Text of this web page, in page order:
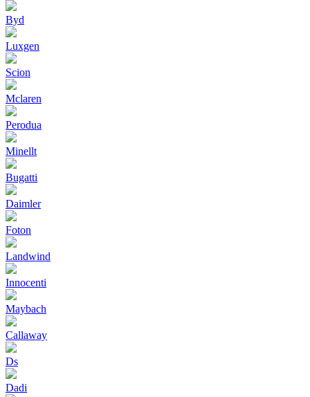
Byd
Luxgen
Scion
Mclaren
Perodua
Minellt
Bugatti
Daimler
Foton
Landwind
Innocenti
Maybach
Callaway
Ds
Dadi